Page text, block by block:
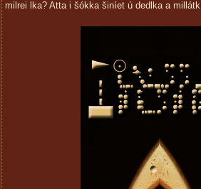
milrei lka? Atta i šókka šiníet ú dedlka a